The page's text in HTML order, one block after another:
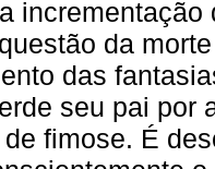
da
das
seu pai por
fimose. É